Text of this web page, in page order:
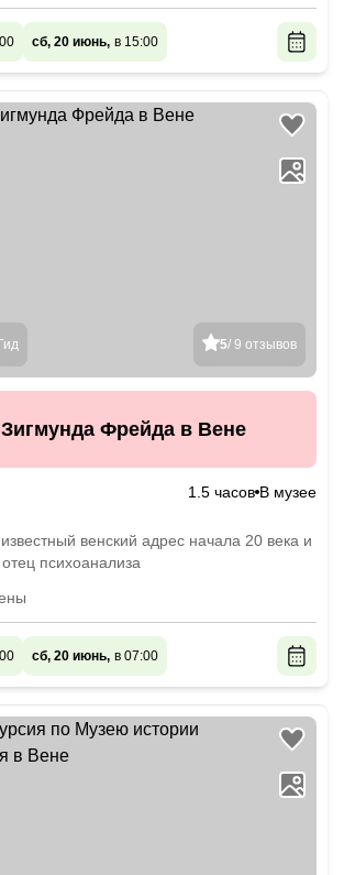
сб, 20 июнь, в 15:00
5/ 9 отзывов
Фрейда в Вене
1.5 часов В музее
венский адрес начала 20 века и
психоанализа
сб, 20 июнь, в 07:00